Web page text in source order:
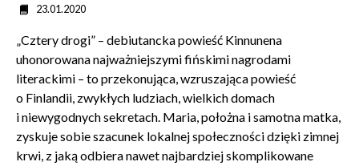
Dołącz do newslettera
POTWIERDŹ ADRES EMAIL
Data23.01.2020
„Cztery drogi” – debiutancka powieść Kinnunena
uhonorowana najważniejszymi fińskimi nagrodami
literackimi – to przekonująca, wzruszająca powieść
o Finlandii, zwykłych ludziach, wielkich domach
i niewygodnych sekretach. Maria, położna i samotna matka,
zyskuje sobie szacunek lokalnej społeczności dzięki zimnej
krwi, z jaką odbiera nawet najbardziej skomplikowane